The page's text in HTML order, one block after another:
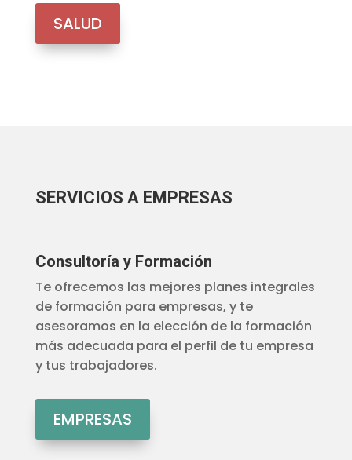
SALUD
SERVICIOS A EMPRESAS
Consultoría y Formación
Te ofrecemos las mejores planes integrales
de formación para empresas, y te
asesoramos en la elección de la formación
más adecuada para el perfil de tu empresa
y tus trabajadores.
EMPRESAS